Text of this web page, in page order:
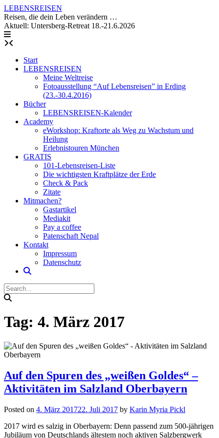
Skip
to
content
LEBENSREISEN
Reisen, die dein Leben verändern …
Aktuell: Untersberg-Retreat 18.-21.6.2026
Start
LEBENSREISEN
Meine Weltreise
Fotoausstellung “Auf Lebensreisen” in Erding
(23.-30.4.2016)
Bücher
LEBENSREISEN-Kalender
Academy
eWorkshop: Kraftorte als Weg zu Wachstum und
Heilung
Erlebnistouren München
GRATIS
101-Lebensreisen-Liste
Die wichtigsten Kraftplätze der Erde
Check & Pack
Zitate
Mitmachen?
Gastartikel
Mediakit
Pay a coffee
Patenschaft Nepal
Kontakt
Impressum
Datenschutz
Tag: 4. März 2017
Auf den Spuren des „weißen Goldes“ –
Aktivitäten im Salzland Oberbayern
Posted on 4. März 201722. Juli 2017 by Karin Myria Pickl
2017 wird es salzig in Oberbayern: Denn passend zum 500-jährigen
Jubiläum von Deutschlands ältestem noch aktiven Salzbergwerk